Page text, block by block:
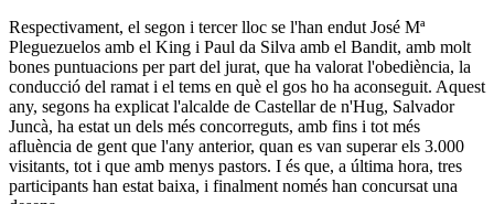
Respectivament, el segon i tercer lloc se l'han endut José Mª
Pleguezuelos amb el King i Paul da Silva amb el Bandit, amb molt
bones puntuacions per part del jurat, que ha valorat l'obediència, la
conducció del ramat i el tems en què el gos ho ha aconseguit. Aquest
any, segons ha explicat l'alcalde de Castellar de n'Hug, Salvador
Juncà, ha estat un dels més concorreguts, amb fins i tot més
afluència de gent que l'any anterior, quan es van superar els 3.000
visitants, tot i que amb menys pastors. I és que, a última hora, tres
participants han estat baixa, i finalment només han concursat una